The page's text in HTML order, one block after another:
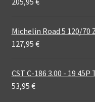
Michelin Road 5 120/70
127,95 €
CST C-186 3.00 - 19
53,95 €